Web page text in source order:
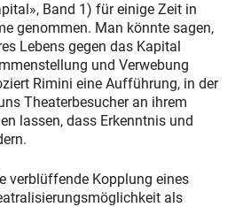
Band 1) für einige Zeit in
genommen. Man könnte sagen,
Lebens gegen das Kapital
und Verwebung
Rimini eine Aufführung, in der
Theaterbesucher an ihrem
lassen, dass Erkenntnis und
verblüffende Kopplung eines
als